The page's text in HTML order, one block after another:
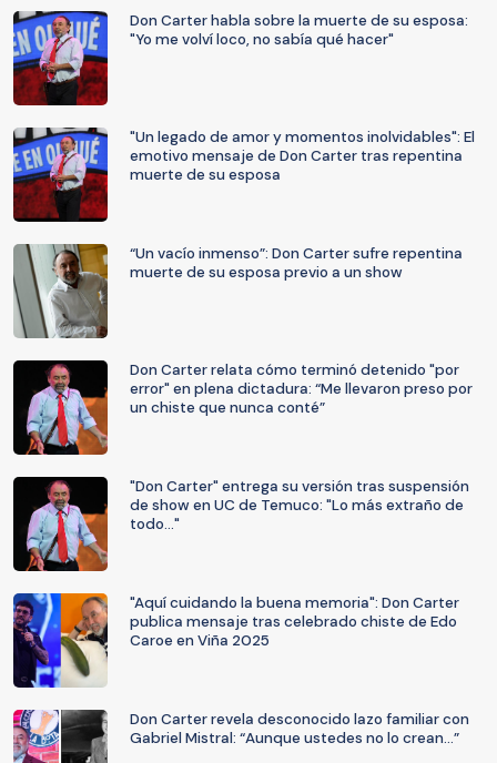
Don Carter habla sobre la muerte de su esposa:
"Yo me volví loco, no sabía qué hacer"
"Un legado de amor y momentos inolvidables": El
emotivo mensaje de Don Carter tras repentina
muerte de su esposa
“Un vacío inmenso”: Don Carter sufre repentina
muerte de su esposa previo a un show
Don Carter relata cómo terminó detenido "por
error" en plena dictadura: “Me llevaron preso por
un chiste que nunca conté”
"Don Carter" entrega su versión tras suspensión
de show en UC de Temuco: "Lo más extraño de
todo..."
"Aquí cuidando la buena memoria": Don Carter
publica mensaje tras celebrado chiste de Edo
Caroe en Viña 2025
Don Carter revela desconocido lazo familiar con
Gabriel Mistral: “Aunque ustedes no lo crean…”